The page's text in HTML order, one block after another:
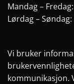
Mandag –
Lørdag –
Vi bruker
kommunikasjon.